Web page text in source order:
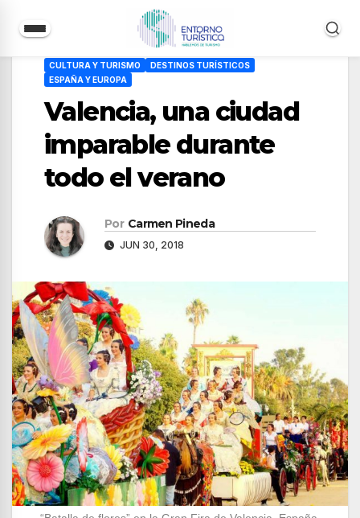
CULTURA Y TURISMO
DESTINOS TURÍSTICOS
ESPAÑA Y EUROPA
Valencia, una ciudad
imparable durante
todo el verano
Por Carmen Pineda
JUN 30, 2018